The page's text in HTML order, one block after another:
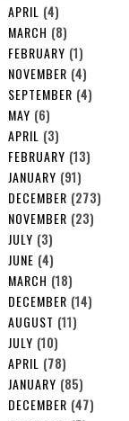
APRIL (4)
MARCH (8)
FEBRUARY (1)
NOVEMBER (4)
SEPTEMBER (4)
MAY (6)
APRIL (3)
FEBRUARY (13)
JANUARY (91)
DECEMBER (273)
NOVEMBER (23)
JULY (3)
JUNE (4)
MARCH (18)
DECEMBER (14)
AUGUST (11)
JULY (10)
APRIL (78)
JANUARY (85)
DECEMBER (47)